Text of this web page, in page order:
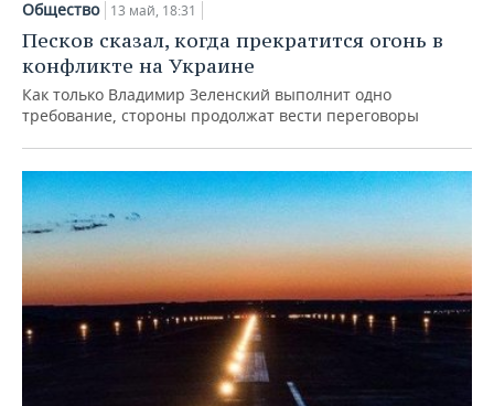
Общество 13 май, 18:31
Песков сказал, когда прекратится огонь в
конфликте на Украине
Как только Владимир Зеленский выполнит одно
требование, стороны продолжат вести переговоры